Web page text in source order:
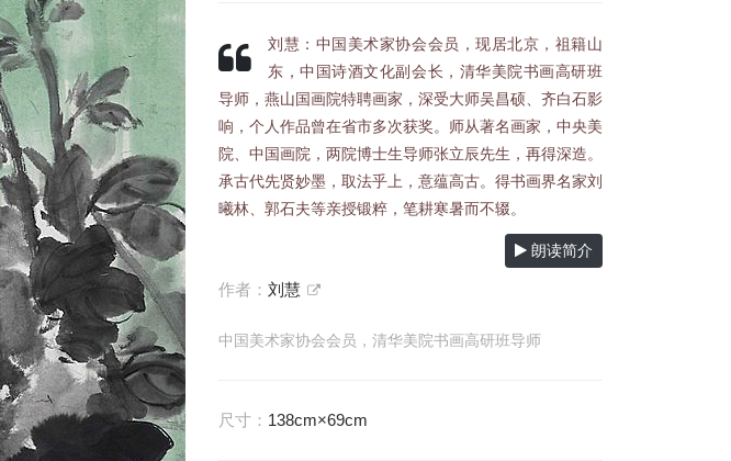
刘慧：中国美术家协会会员，现居北京，祖籍山
东，中国诗酒文化副会长，清华美院书画高研班
导师，燕山国画院特聘画家，深受大师吴昌硕、齐白石影
响，个人作品曾在省市多次获奖。师从著名画家，中央美
院、中国画院，两院博士生导师张立辰先生，再得深造。
承古代先贤妙墨，取法乎上，意蕴高古。得书画界名家刘
曦林、郭石夫等亲授锻粹，笔耕寒暑而不辍。
朗读简介
作者： 刘慧
中国美术家协会会员，清华美院书画高研班导师
尺寸： 138cm×69cm